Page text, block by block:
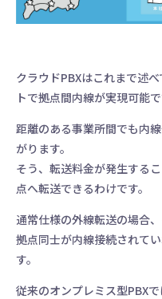
クラウドPBXはこれまで述
トで拠点間内線が実現可能で
距離のある事業所間でも内
がります。
そう、転送料金が発生する
点へ転送できるわけです。
通常仕様の外線転送の場合
拠点同士が内線接続されて
す。
従来のオンプレミス型PBX